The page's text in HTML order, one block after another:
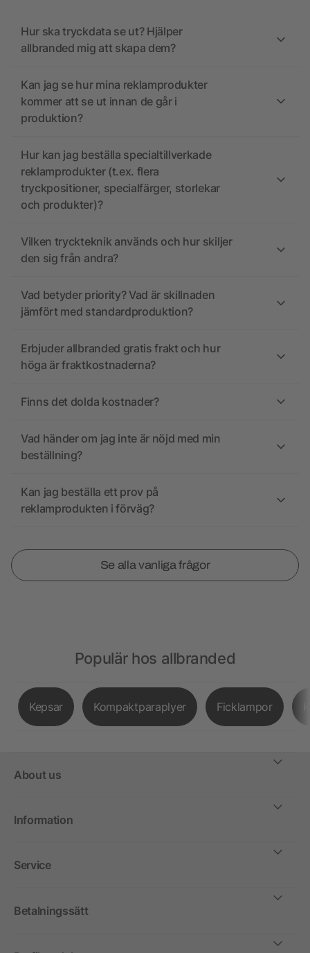
Hur ska tryckdata se ut? Hjälper
allbranded mig att skapa dem?
Kan jag se hur mina reklamprodukter
kommer att se ut innan de går i
produktion?
Hur kan jag beställa specialtillverkade
reklamprodukter (t.ex. flera
tryckpositioner, specialfärger, storlekar
och produkter)?
Vilken tryckteknik används och hur skiljer
den sig från andra?
Vad betyder priority? Vad är skillnaden
jämfört med standardproduktion?
Erbjuder allbranded gratis frakt och hur
höga är fraktkostnaderna?
Finns det dolda kostnader?
Vad händer om jag inte är nöjd med min
beställning?
Kan jag beställa ett prov på
reklamprodukten i förväg?
Se alla vanliga frågor
Populär hos allbranded
Kepsar Kompaktparaplyer Ficklampor
About us
Information
Service
Betalningssätt